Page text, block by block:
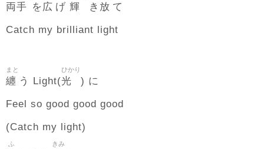
両手 を 広 げ 輝 き 放 て
Catch my brilliant light
纏
まと
う Light(光
ひかり
) に
Feel so good good good
(Catch my light)
ふ きみ